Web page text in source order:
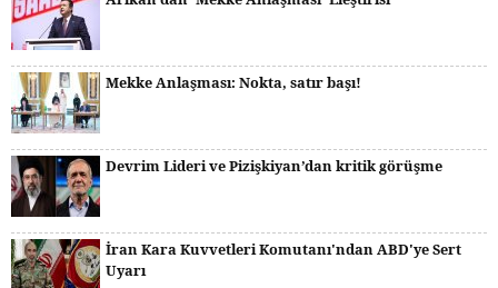
Mekke Anlaşması: Nokta, satır başı!
Devrim Lideri ve Pizişkiyan’dan kritik görüşme
İran Kara Kuvvetleri Komutanı'ndan ABD'ye Sert
Uyarı